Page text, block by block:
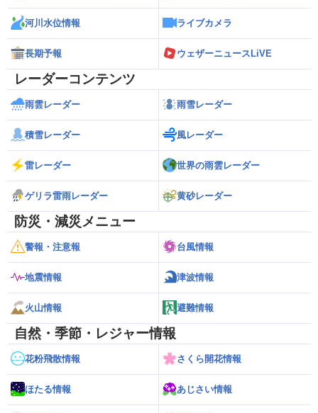
河川水位情報 ライブカメラ
長期予報 ウェザーニュースLiVE
レーダーコンテンツ
雨雲レーダー 雨雪レーダー
積雪レーダー 風レーダー
雷レーダー 世界の雨雲レーダー
ゲリラ雷雨レーダー 黄砂レーダー
防災・減災メニュー
警報・注意報 台風情報
地震情報 津波情報
火山情報 避難情報
自然・季節・レジャー情報
花粉飛散情報 さくら開花情報
ほたる情報 あじさい情報